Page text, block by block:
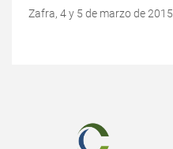
Zafra, 4 y 5 de marzo de 2015